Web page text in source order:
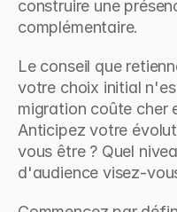
construire une
complémentaire.
Le conseil que
votre choix initial
migration coûte cher
Anticipez votre
vous être ? Quel
d'audience visez-